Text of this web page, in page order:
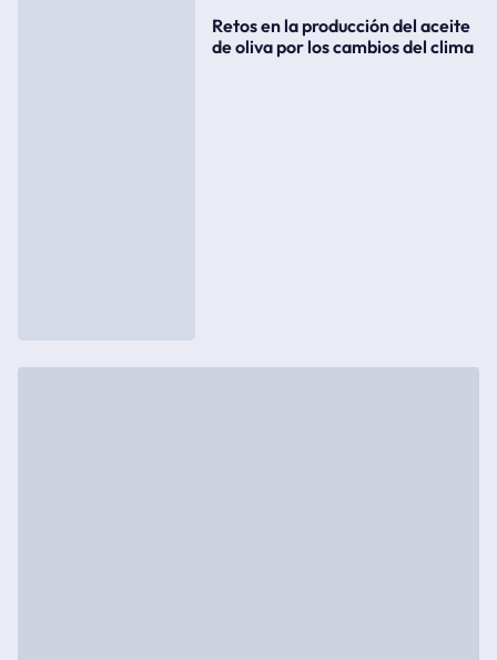
Retos en la producción del aceite
de oliva por los cambios del clima